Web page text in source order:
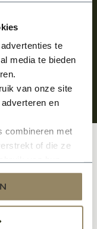
te
media te bieden
van onze site
en
combineren met
of die ze